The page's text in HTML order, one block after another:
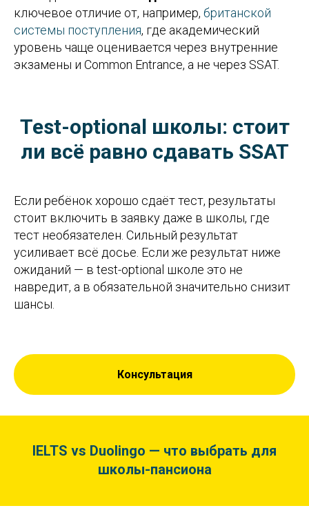
ключевое отличие от, например, британской
системы поступления, где академический
уровень чаще оценивается через внутренние
экзамены и Common Entrance, а не через SSAT.
Test-optional школы: стоит
ли всё равно сдавать SSAT
Если ребёнок хорошо сдаёт тест, результаты
стоит включить в заявку даже в школы, где
тест необязателен. Сильный результат
усиливает всё досье. Если же результат ниже
ожиданий — в test-optional школе это не
навредит, а в обязательной значительно снизит
шансы.
Консультация
IELTS vs Duolingo — что выбрать для
школы-пансиона